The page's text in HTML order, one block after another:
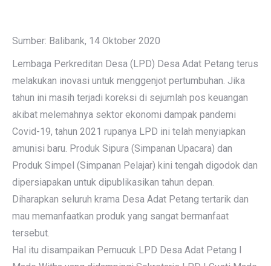
Sumber: Balibank, 14 Oktober 2020
Lembaga Perkreditan Desa (LPD) Desa Adat Petang terus
melakukan inovasi untuk menggenjot pertumbuhan. Jika
tahun ini masih terjadi koreksi di sejumlah pos keuangan
akibat melemahnya sektor ekonomi dampak pandemi
Covid-19, tahun 2021 rupanya LPD ini telah menyiapkan
amunisi baru. Produk Sipura (Simpanan Upacara) dan
Produk Simpel (Simpanan Pelajar) kini tengah digodok dan
dipersiapakan untuk dipublikasikan tahun depan.
Diharapkan seluruh krama Desa Adat Petang tertarik dan
mau memanfaatkan produk yang sangat bermanfaat
tersebut.
Hal itu disampaikan Pemucuk LPD Desa Adat Petang I